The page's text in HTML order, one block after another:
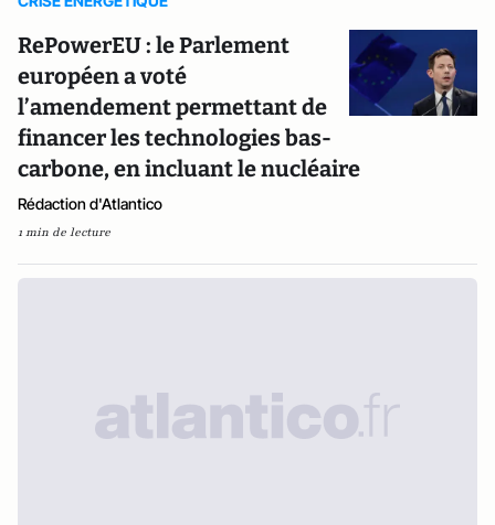
RePowerEU : le Parlement
européen a voté
l’amendement permettant de
financer les technologies bas-
carbone, en incluant le nucléaire
Rédaction d'Atlantico
1 min de lecture